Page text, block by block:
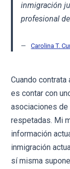
inmigración
profesional
Carolina T.
Cuando contrata
es contar con
asociaciones
respetadas. Mi
información
inmigración
sí misma